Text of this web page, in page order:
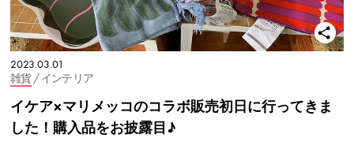
2023.03.01
雑貨/ インテリア
イケア×マリメッコのコラボ販売初日に行ってきま
した！購入品をお披露目♪